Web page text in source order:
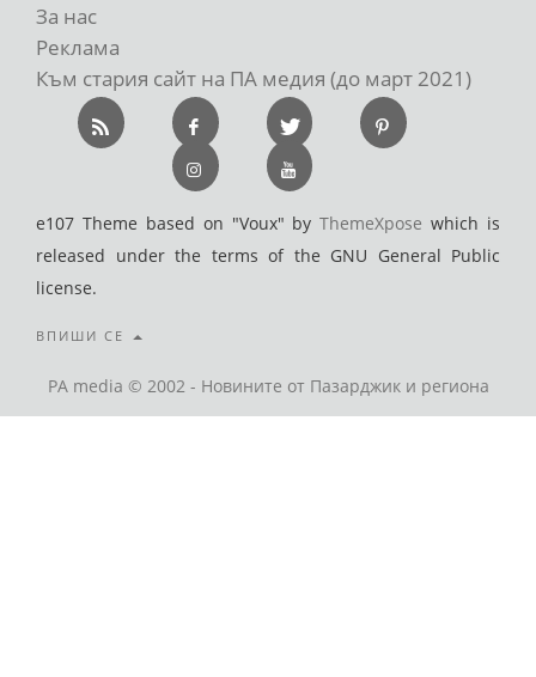
За нас
Реклама
Към стария сайт на ПА медия (до март 2021)
e107 Theme based on "Voux" byThemeXpose which is
released under the terms of the GNU General Public
license.
ВПИШИ СЕ
PA media © 2002 - Новините от Пазарджик и региона